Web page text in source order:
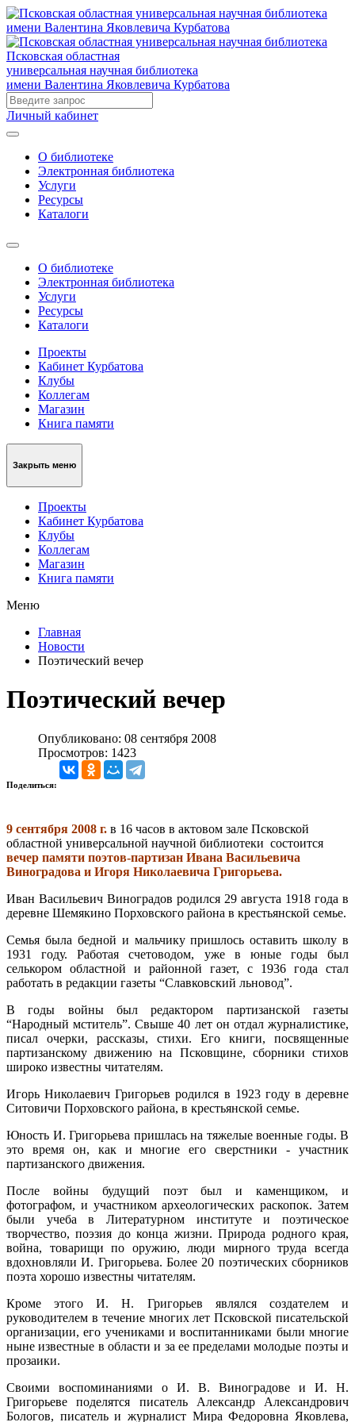
Псковская областная
универсальная научная библиотека
имени Валентина Яковлевича Курбатова
Личный кабинет
О библиотеке
Электронная библиотека
Услуги
Ресурсы
Каталоги
О библиотеке
Электронная библиотека
Услуги
Ресурсы
Каталоги
Проекты
Кабинет Курбатова
Клубы
Коллегам
Магазин
Книга памяти
Закрыть меню
Проекты
Кабинет Курбатова
Клубы
Коллегам
Магазин
Книга памяти
Меню
Главная
Новости
Поэтический вечер
Поэтический вечер
Опубликовано: 08 сентября 2008
Просмотров: 1423
Поделиться:
9 сентября 2008 г. в 16 часов в актовом зале Псковской
областной универсальной научной библиотеки состоится
вечер памяти поэтов-партизан Ивана Васильевича
Виноградова и Игоря Николаевича Григорьева.
Иван Васильевич Виноградов родился 29 августа 1918 года в
деревне Шемякино Порховского района в крестьянской семье.
Семья была бедной и мальчику пришлось оставить школу в
1931 году. Работая счетоводом, уже в юные годы был
селькором областной и районной газет, с 1936 года стал
работать в редакции газеты “Славковский льновод”.
В годы войны был редактором партизанской газеты
“Народный мститель”. Свыше 40 лет он отдал журналистике,
писал очерки, рассказы, стихи. Его книги, посвященные
партизанскому движению на Псковщине, сборники стихов
широко известны читателям.
Игорь Николаевич Григорьев родился в 1923 году в деревне
Ситовичи Порховского района, в крестьянской семье.
Юность И. Григорьева пришлась на тяжелые военные годы. В
это время он, как и многие его сверстники - участник
партизанского движения.
После войны будущий поэт был и каменщиком, и
фотографом, и участником археологических раскопок. Затем
были учеба в Литературном институте и поэтическое
творчество, поэзия до конца жизни. Природа родного края,
война, товарищи по оружию, люди мирного труда всегда
вдохновляли И. Григорьева. Более 20 поэтических сборников
поэта хорошо известны читателям.
Кроме этого И. Н. Григорьев являлся создателем и
руководителем в течение многих лет Псковской писательской
организации, его учениками и воспитанниками были многие
ныне известные в области и за ее пределами молодые поэты и
прозаики.
Своими воспоминаниями о И. В. Виноградове и И. Н.
Григорьеве поделятся писатель Александр Александрович
Бологов, писатель и журналист Мира Федоровна Яковлева,